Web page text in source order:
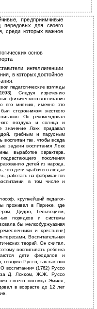
предприимчивые
передовых для своего
среди которых важное
основ
интеллигенции
в которых достойное
педагогические взгляды
Следуя изречению
физического воспитания
его мнению, именно это
сторонником жесткого
Он рекомендовал
воздуха и солнца и
значение Локк придавал
гребным и парусным
так, чтобы вседа
задачи воспитания Локк
выработке характера.
поколения
детей из народа.
что дети «рабочего люда»
работать на фабрикантов
в том числе и
крупнейший педагог-
проживал в Париже, где
Дидро, Гельвецием,
порядков и системы
бы мелкобуржуазная
и крестьяне)
Воспитательная
теорий. Он считал,
воспитывать ребенка
дети феодалов и
говорил Руссо, так как они
воспитании» (1762) Руссо
за Д. Локком, Ж.Ж. Руссо
своего питомца Эмиля,
в возрасте до 12 лет